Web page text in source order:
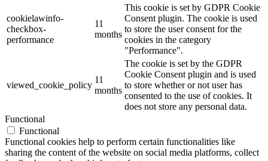
cookielawinfo-
checkbox-
performance
11
months
This cookie is set by GDPR Cookie
Consent plugin. The cookie is used
to store the user consent for the
cookies in the category
"Performance".
viewed_cookie_policy
11
months
The cookie is set by the GDPR
Cookie Consent plugin and is used
to store whether or not user has
consented to the use of cookies. It
does not store any personal data.
Functional
Functional
Functional cookies help to perform certain functionalities like
sharing the content of the website on social media platforms, collect